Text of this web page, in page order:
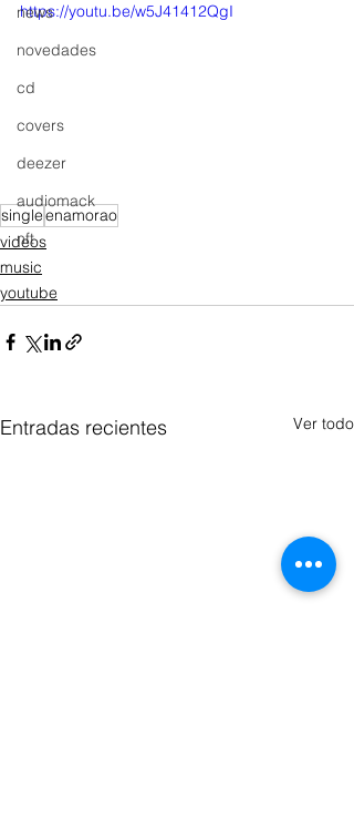
news
novedades
cd
covers
deezer
audiomack
nft
https://youtu.be/w5J41412QgI
singleenamorao
videos
music
youtube
Entradas recientes Ver todo